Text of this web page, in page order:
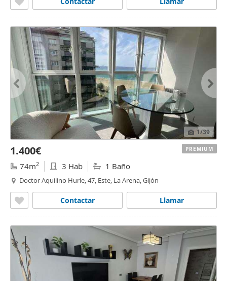
1/39
1.400€
74m2 3 Hab 1 Baño
Doctor Aquilino Hurle, 47, Este, La Arena, Gijón
Llamar
Contactar
PREMIUM